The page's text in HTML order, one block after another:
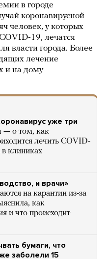
в городе
коронавирусной
человек, у которых
19, лечатся
власти города. Более
лечение
и на дому
уже три
— о том, как
лечить COVID-
в клиниках
и врачи»
на карантин из-за
как
и что происходит
бумаги, что
заболели 15